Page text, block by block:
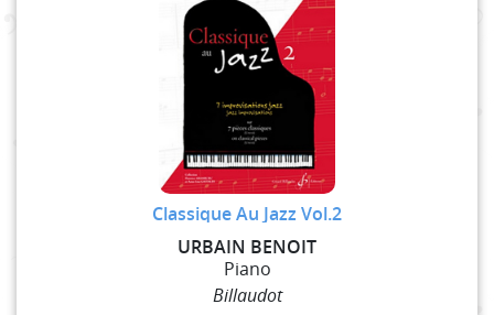
Classique Au Jazz Vol.2
URBAIN BENOIT
Piano
Billaudot